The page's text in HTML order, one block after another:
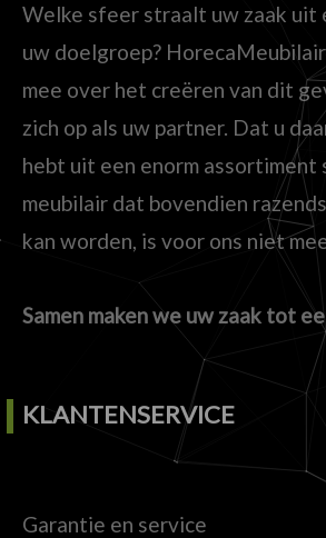
Welke sfeer straalt uw zaak uit
uw doelgroep?
mee over het creëren van dit
zich op als uw partner. Dat u
hebt uit een enorm assortiment
meubilair dat bovendien
kan worden, is voor ons niet
Samen maken we uw zaak tot
KLANTENSERVICE
Garantie en service